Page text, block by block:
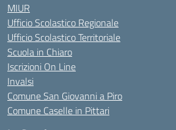
MIUR
Ufficio Scolastico Regionale
Ufficio Scolastico Territoriale
Scuola in Chiaro
Iscrizioni On Line
Invalsi
Comune San Giovanni a Piro
Comune Caselle in Pittari